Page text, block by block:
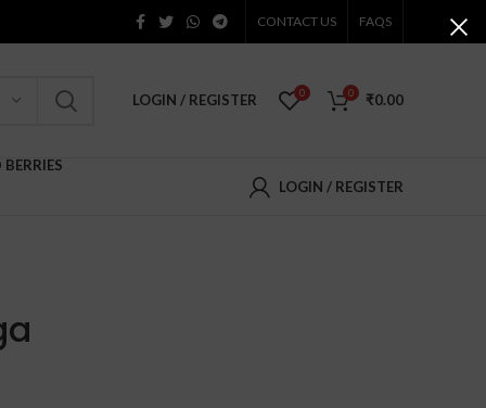
CONTACT US FAQS
LOGIN / REGISTER 0 0 ₹0.00
BERRIES
LOGIN / REGISTER